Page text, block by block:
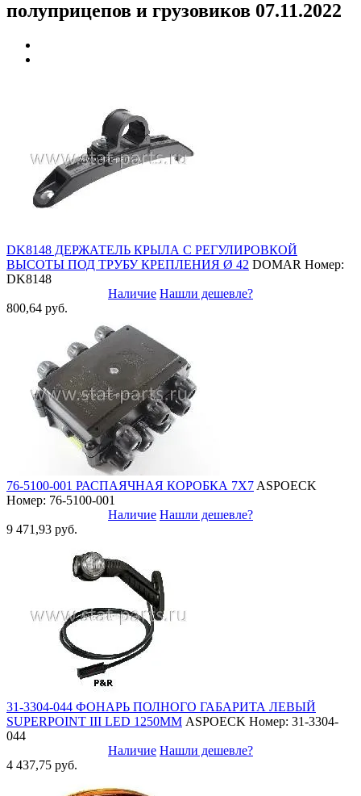
полуприцепов и грузовиков 07.11.2022
DK8148 ДЕРЖАТЕЛЬ КРЫЛА С РЕГУЛИРОВКОЙ
ВЫСОТЫ ПОД ТРУБУ КРЕПЛЕНИЯ Ø 42 DOMAR Номер:
DK8148
Наличие Нашли дешевле?
800,64 руб.
76-5100-001 РАСПАЯЧНАЯ КОРОБКА 7X7 ASPOECK
Номер: 76-5100-001
Наличие Нашли дешевле?
9 471,93 руб.
31-3304-044 ФОНАРЬ ПОЛНОГО ГАБАРИТА ЛЕВЫЙ
SUPERPOINT III LED 1250ММ ASPOECK Номер: 31-3304-
044
Наличие Нашли дешевле?
4 437,75 руб.